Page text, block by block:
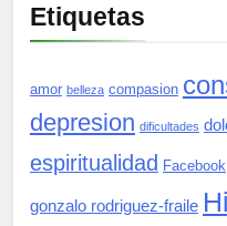
Etiquetas
amor belleza compasion
depresion dificultades
espiritualidad Facebook
gonzalo rodriguez-fraile